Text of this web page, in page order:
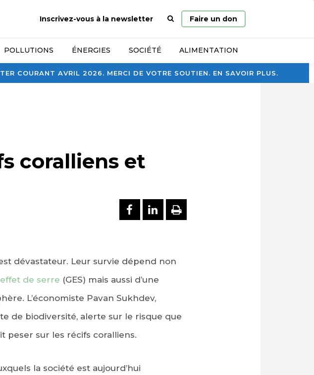
COURANT AVRIL 2026. MERCI DE VOTRE SOUTIEN. EN SAVOIR PLUS.
Inscrivez-vous à la newsletter
Page
d’accueil
Faire un don
POLLUTIONS ÉNERGIES SOCIÉTÉ ALIMENTATION
coralliens et
PARTAGER SUR FACEBOOK
PARTAGER SUR
IMPRIMER
dévastateur. Leur survie dépend non
de serre (GES) mais aussi d’une
L’économiste Pavan Sukhdev,
de biodiversité, alerte sur le risque que
peser sur les récifs coralliens.
la société est aujourd’hui